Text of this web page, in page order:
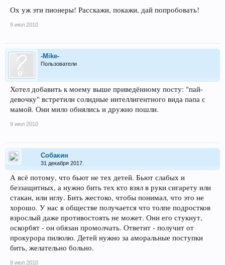
Ох уж эти пионеры! Расскажи, покажи, дай попробовать!
9 июл 2010
-Mike-
Пользователи
Хотел добавить к моему выше приведённому посту: "пай-
девочку" встретили солидные интеллигентного вида папа с
мамой. Они мило обнялись и дружно пошли.
9 июл 2010
Собакин
31 декабря 2017.
А всё потому, что бьют не тех детей. Бьют слабых и
беззащитных, а нужно бить тех кто взял в руки сигарету или
стакан, или иглу. Бить жестоко, чтобы понимал, что это не
хорошо. У нас в обществе получается что толпе подростков
взрослый даже противостоять не может. Они его стукнут,
оскорбят - он обязан промолчать. Ответит - получит от
прокурора пилюлю. Детей нужно за аморальные поступки
бить, желательно больно.
9 июл 2010